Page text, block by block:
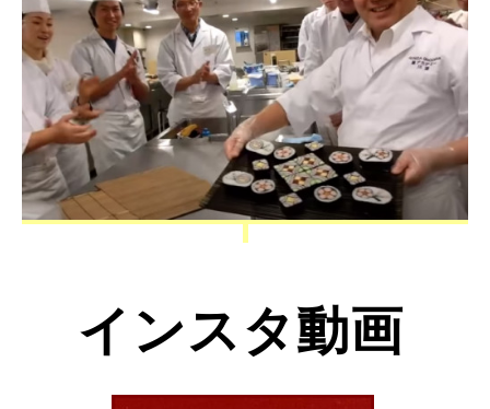
インスタ動画